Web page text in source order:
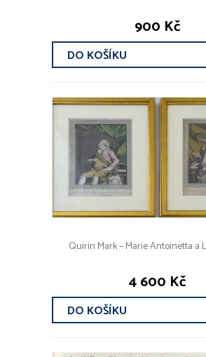
900 Kč
DO KOŠÍKU
Quirin Mark – Marie Antoinetta a
4 600 Kč
DO KOŠÍKU